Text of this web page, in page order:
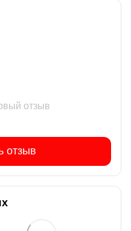
отзыв
отзыв